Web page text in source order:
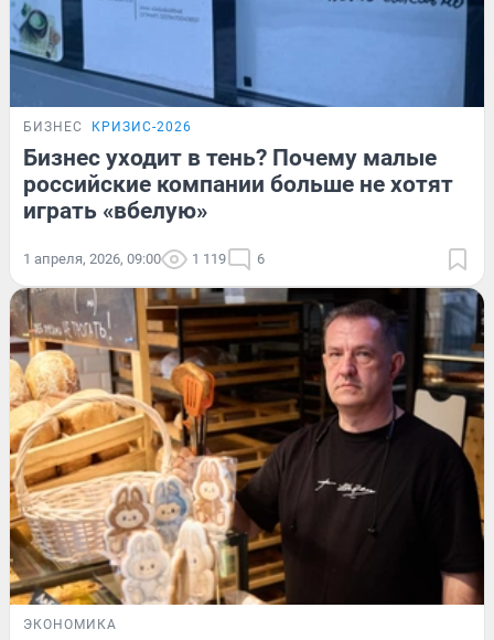
БИЗНЕС КРИЗИС-2026
Бизнес уходит в тень? Почему малые
российские компании больше не хотят
играть «вбелую»
1 апреля, 2026, 09:00 1 119 6
ЭКОНОМИКА